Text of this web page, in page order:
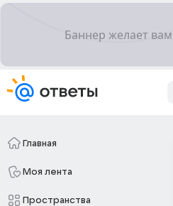
Главная
Моя лента
Пространства